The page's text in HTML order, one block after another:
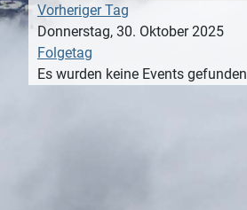
Vorheriger Tag
Donnerstag, 30. Oktober 2025
Folgetag
Es wurden keine Events gefunden